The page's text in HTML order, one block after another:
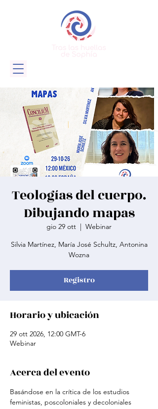
Teologías del cuerpo.
Dibujando mapas
gio 29 ott
  |
Webinar
Silvia Martínez, María José Schultz, Antonina
Wozna
Registro
Horario y ubicación
29 ott 2026, 12:00 GMT-6
Webinar
Acerca del evento
Basándose en la crítica de los estudios
feministas, poscoloniales y decoloniales